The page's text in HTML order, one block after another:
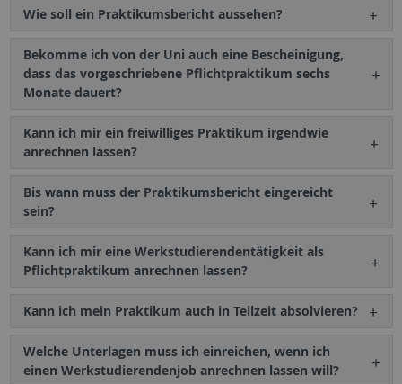
Wie soll ein Praktikumsbericht aussehen?
Bekomme ich von der Uni auch eine Bescheinigung,
dass das vorgeschriebene Pflichtpraktikum sechs
Monate dauert?
Kann ich mir ein freiwilliges Praktikum irgendwie
anrechnen lassen?
Bis wann muss der Praktikumsbericht eingereicht
sein?
Kann ich mir eine Werkstudierendentätigkeit als
Pflichtpraktikum anrechnen lassen?
Kann ich mein Praktikum auch in Teilzeit absolvieren?
Welche Unterlagen muss ich einreichen, wenn ich
einen Werkstudierendenjob anrechnen lassen will?